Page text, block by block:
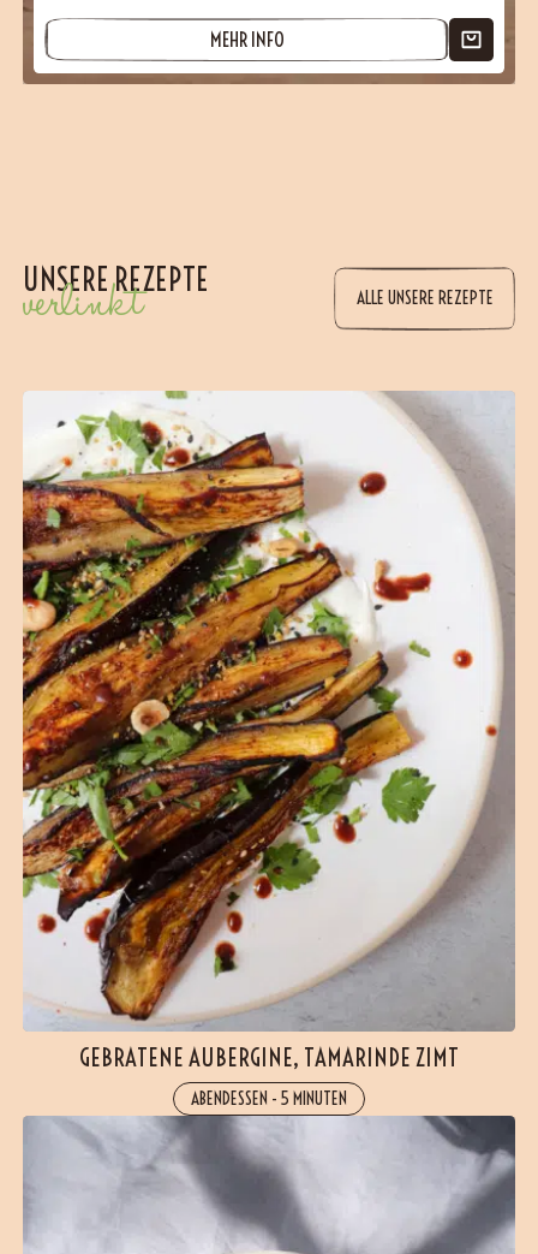
MEHR INFO
UNSERE REZEPTE
verlinkt ALLE UNSERE REZEPTE
GEBRATENE AUBERGINE, TAMARINDE ZIMT
ABENDESSEN - 5 MINUTEN